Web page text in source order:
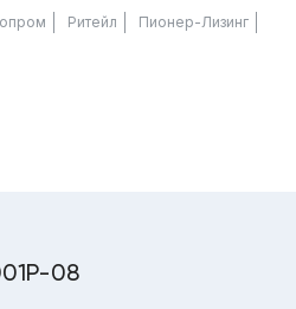
Ритейл Пионер-Лизинг
08